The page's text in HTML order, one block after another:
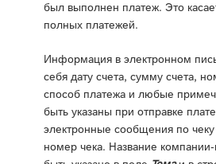
был выполнен платеж. Это
полных платежей.
Информация в электронном
себя дату счета, сумму счета,
способ платежа и любые
быть указаны при отправке
электронные сообщения по
номер чека. Название